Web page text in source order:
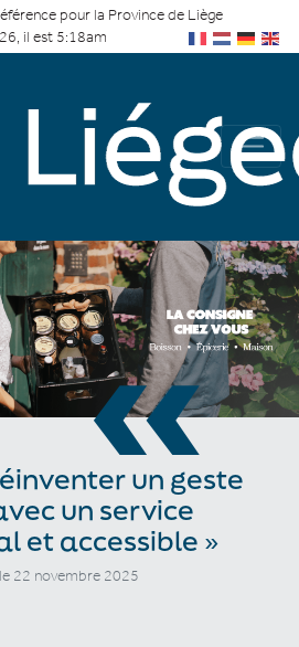
pour la Province de Liège
il est 5:18am
«
un geste
un service
et accessible »
le 22 novembre 2025